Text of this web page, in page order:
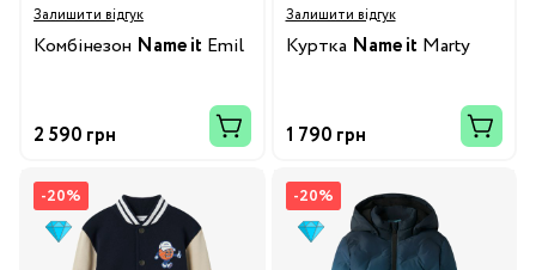
Залишити відгук
Комбінезон Name it Emil
2 590 грн
Залишити відгук
Куртка Name it Marty
1 790 грн
-20% -20%